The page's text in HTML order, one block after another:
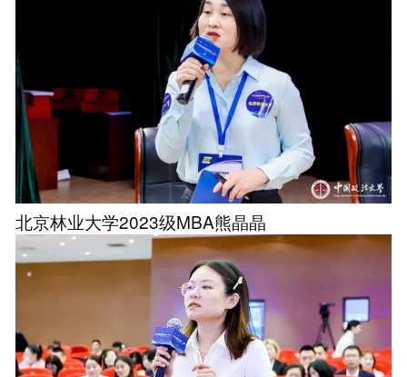
北京林业大学2023级MBA熊晶晶